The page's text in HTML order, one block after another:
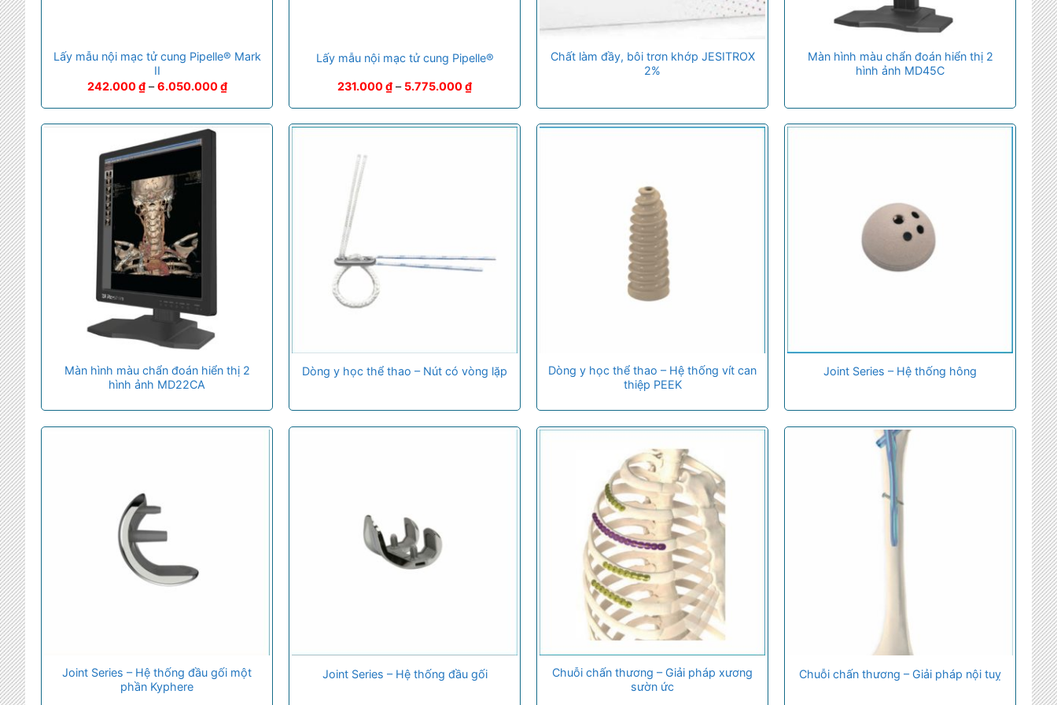
Lấy mẫu nội mạc tử cung Pipelle® Mark
II
242.000₫–6.050.000₫
Lấy mẫu nội mạc tử cung Pipelle®
231.000₫ – 5.775.000₫
Chất làm đầy, bôi trơn khớp JESITROX
2%
Màn hình màu chẩn đoán hiển thị 2
hình ảnh MD45C
Màn hình màu chẩn đoán hiển thị 2
hình ảnh MD22CA
Dòng y học thể thao – Nút có vòng lặp
Dòng y học thể thao – Hệ thống vít can
thiệp PEEK
Joint Series – Hệ thống hông
Joint Series – Hệ thống đầu gối một
phần Kyphere
Joint Series – Hệ thống đầu gối
Chuỗi chấn thương – Giải pháp xương
sườn ức
Chuỗi chấn thương – Giải pháp nội tuỵ